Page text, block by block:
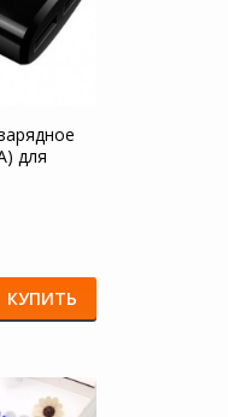
для
КУПИТЬ